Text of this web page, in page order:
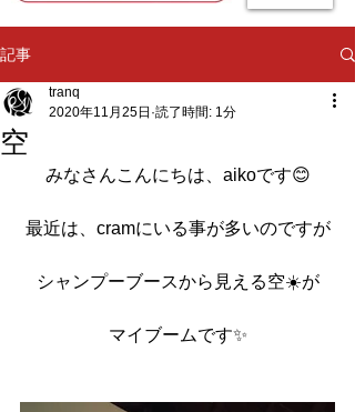
記事
空
tranq
2020年11月25日 読了時間: 1分
みなさんこんにちは、aikoです😊
最近は、cramにいる事が多いのですが
シャンプーブースから見える空☀️が
マイブームです✨